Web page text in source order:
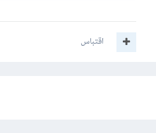
اقتباس